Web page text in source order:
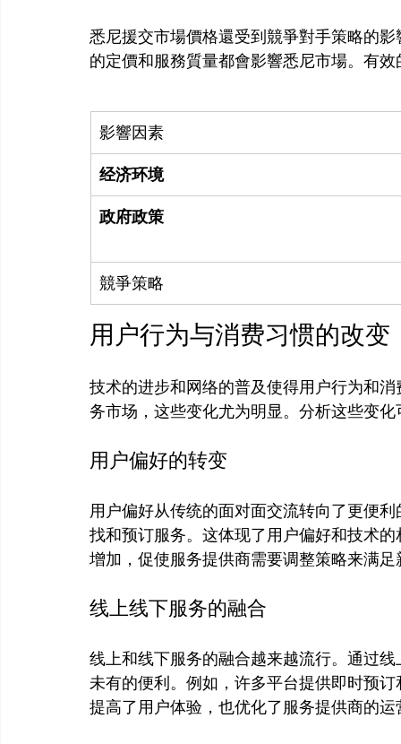
悉尼援交市場價格還受到競爭對手策略的
影響因素
经济环境
政府政策
競爭策略
用户行为与消费习惯的改变
技术的进步和网络的普及使得用户行为和
用户偏好的转变
用户偏好从传统的面对面交流转向了更便
找和预订服务。这体现了用户偏好和技术
线上线下服务的融合
线上和线下服务的融合越来越流行。通过
未有的便利。例如，许多平台提供即时预